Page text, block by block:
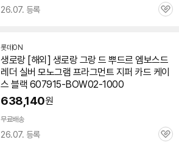
26.07. 등록
관
롯데ON
생로랑 [해외] 생로랑 그랑 드 뿌드르 엠보스드
레더 실버 모노그램 프라그먼트 지퍼 카드 케이
스 블랙 607915-BOW02-1000
638,140원
무료배송
26.07. 등록
관